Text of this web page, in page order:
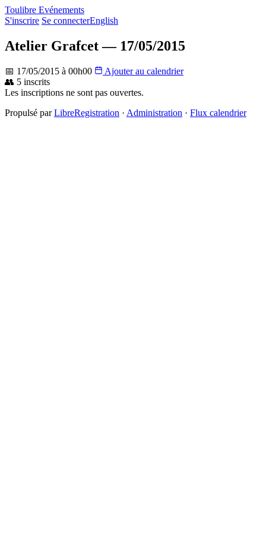
Toulibre Evénements
S'inscrire Se connecterEnglish
Atelier Grafcet — 17/05/2015
📅 17/05/2015 à 00h00
Ajouter au calendrier
👥 5 inscrits
Les inscriptions ne sont pas ouvertes.
Propulsé parLibreRegistration · Administration · Flux calendrier